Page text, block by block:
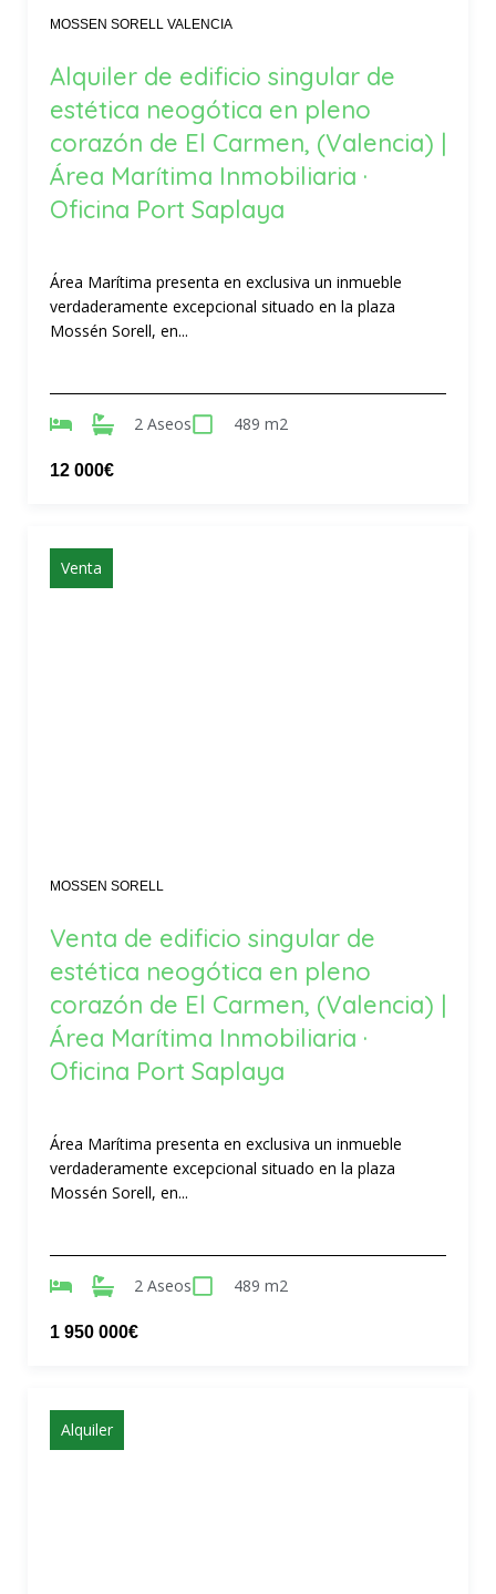
MOSSEN SORELL VALENCIA
Alquiler de edificio singular de
estética neogótica en pleno
corazón de El Carmen, (Valencia) |
Área Marítima Inmobiliaria ·
Oficina Port Saplaya
Área Marítima presenta en exclusiva un inmueble
verdaderamente excepcional situado en la plaza
Mossén Sorell, en...
2 Aseos 489 m2
12 000€
Venta
MOSSEN SORELL
Venta de edificio singular de
estética neogótica en pleno
corazón de El Carmen, (Valencia) |
Área Marítima Inmobiliaria ·
Oficina Port Saplaya
Área Marítima presenta en exclusiva un inmueble
verdaderamente excepcional situado en la plaza
Mossén Sorell, en...
2 Aseos 489 m2
1 950 000€
Alquiler